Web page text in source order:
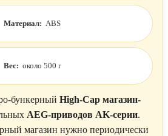
Материал: ABS
Вес: около 500 г
бункерный High-Cap магазин-
AEG-приводов AK-серии.
магазин нужно периодически